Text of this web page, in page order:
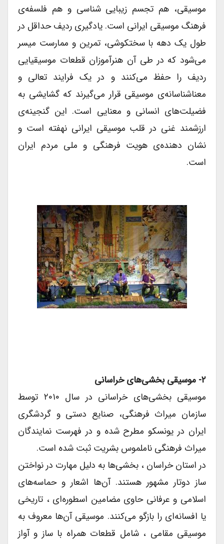
موسیقی، هم تجسم زیبایی شناسی و هم فلسفه‌ی
فرهنگ موسیقی ایرانی است. یادگیری ردیف حداقل در
طول یک دهه با سختکوشی، تمرین و ممارست میسر
می‌شود که در طی آن هنرآموزان قطعات موسیقیایی
ردیف را حفظ می‌کنند و در یک فرایند تعالی و
معناشناسانه‌ی موسیقی قرار می‌گیرند که گشایشی به
فضیلت‌های انسانی و معنایی است. این گنجینه‌ی
ارزشمند غنی در قلب موسیقی ایرانی نهفته است و
نشان دهنده‌ی هویت فرهنگی و ملی مردم ایران
است.
موسیقی بخشی‌های خراسانی در سال ۲۰۱۰ توسط
سازمان میراث فرهنگی، صنایع دستی و گردشگری
ایران در یونسکو مطرح شده و در فهرست نمایندگان
میراث فرهنگی ناملموس بشریت ثبت شده است.
در استان خراسان ، بخشی‌ها به دلیل مهارت در نواختن
ساز دوتار مشهور هستند. آن‌ها اشعار و حماسه‌های
اسلامی و عرفانی حاوی مضامین اسطوره‌ای ، تاریخی
یا افسانه‌ای را بازگو می‌کنند. موسیقی آن‌ها معروف به
موسیقی مقامی ، شامل قطعات همراه با ساز و آواز